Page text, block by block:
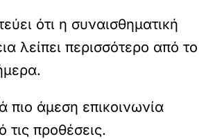
ότι η συναισθηματική
λείπει περισσότερο από το
πιο άμεση επικοινωνία
τις προθέσεις.